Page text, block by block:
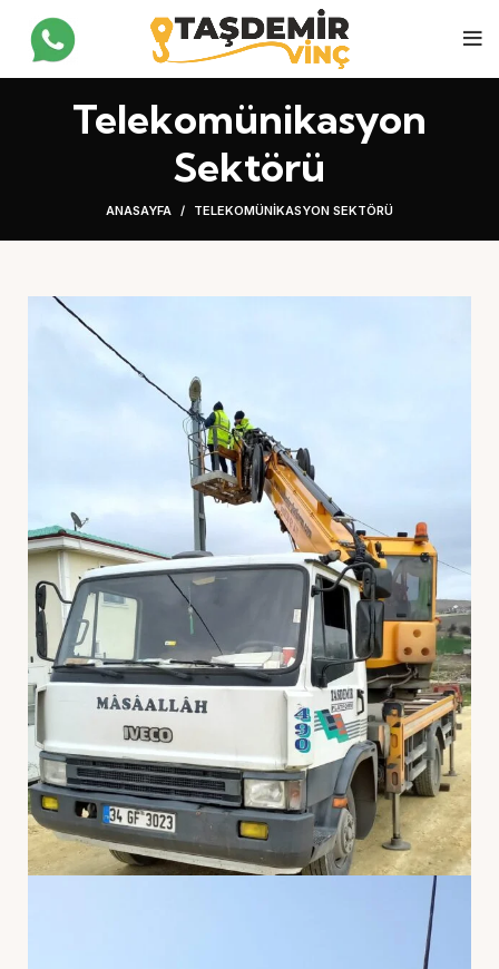
Telekomünikasyon
Sektörü
ANASAYFA TELEKOMÜNIKASYON SEKTÖRÜ